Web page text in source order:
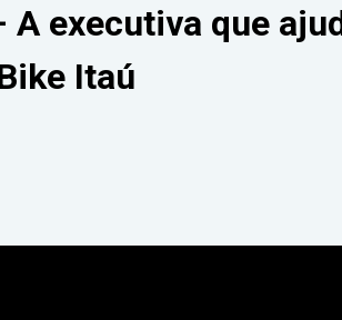
executiva que
Itaú